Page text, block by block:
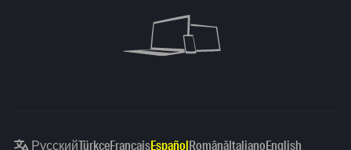
РусскийTürkçeFrançaisEspañolRomânăItalianoEnglish